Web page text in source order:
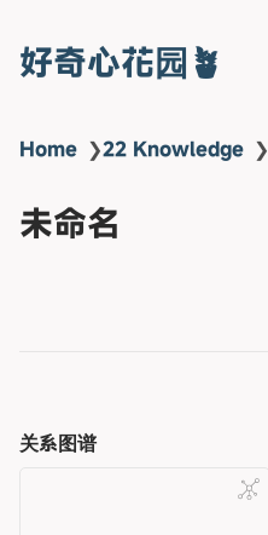
好奇心花园🪴
Home ❯22 Knowledge ❯
未命名
关系图谱